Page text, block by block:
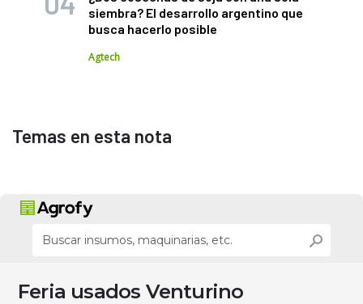
siembra? El desarrollo argentino que
busca hacerlo posible
Agtech
Temas en esta nota
Feria usados Venturino